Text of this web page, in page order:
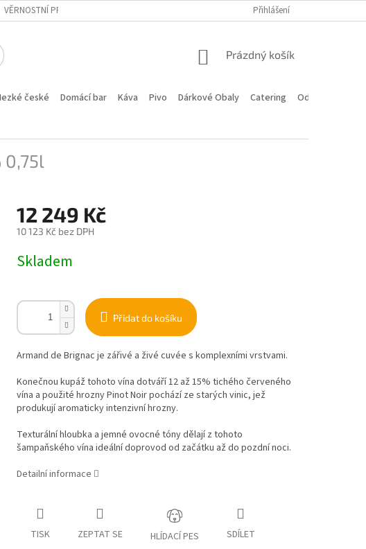
VĚRNOSTNÍ PROGRAM HODNOCENÍ OBCHODU
Přihlášení
NÁKUPNÍ
Prázdný košík
české Domácí bar Káva Pivo Dárkové Obaly Catering
Odstoupení od
0,75l
12 249 Kč
10 123 Kč bez DPH
cena:
Skladem
Přidat do košíku
Armand de Brignac je zářivé a živé cuvée s komplexními vrstvami.
Konečnou kupáž tohoto vína dotváří 12 až 15% tichého červeného
vína a použité hrozny Pinot Noir pochází ze starých vinic, jež
produkují aromaticky intenzivní hrozny.
Texturální hloubka a jemné ovocné tóny dělají z tohoto
šampaňského vína ideální doprovod od začátku až do pozdní noci.
Detailní informace
TISK ZEPTAT SE HLÍDACÍ PES SDÍLET